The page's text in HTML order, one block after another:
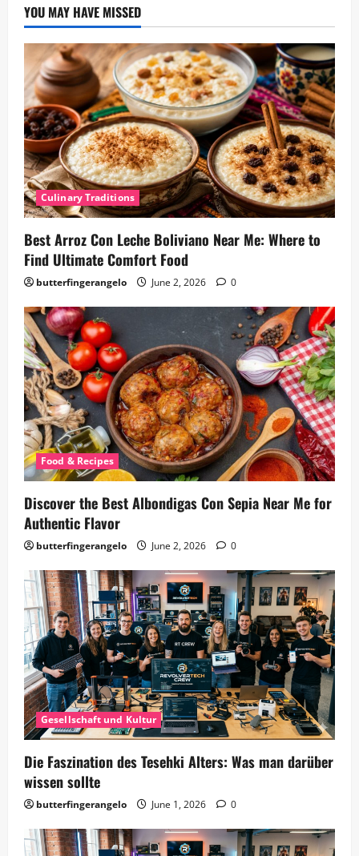
YOU MAY HAVE MISSED
Culinary Traditions
Best Arroz Con Leche Boliviano Near Me: Where to
Find Ultimate Comfort Food
butterfingerangelo June 2, 2026 0
Food & Recipes
Discover the Best Albondigas Con Sepia Near Me for
Authentic Flavor
butterfingerangelo June 2, 2026 0
Gesellschaft und Kultur
Die Faszination des Tesehki Alters: Was man darüber
wissen sollte
butterfingerangelo June 1, 2026 0